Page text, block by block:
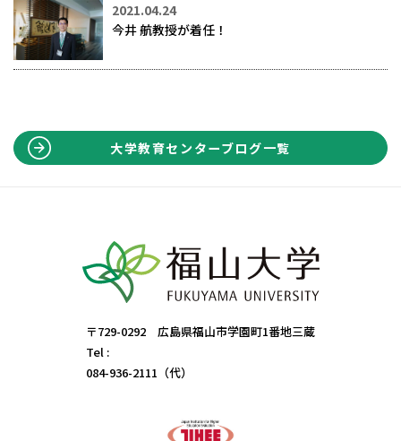
2021.04.24
今井 航教授が着任！
大学教育センターブログ一覧
〒729-0292 広島県福山市学園町1番地三蔵
Tel :
084-936-2111（代）